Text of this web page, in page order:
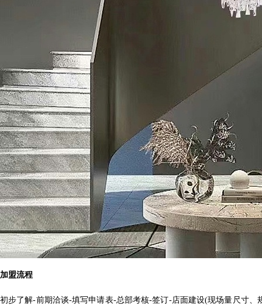
加盟流程
初步了解-前期洽谈-填写申请表-总部考核-签订-店面建设(现场量尺寸